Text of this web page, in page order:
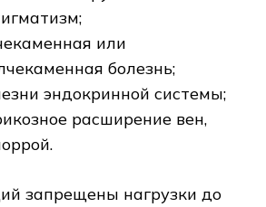
или
болезнь;
эндокринной системы;
расширение вен,
запрещены нагрузки до